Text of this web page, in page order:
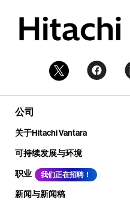
公司
关于Hitachi Vantara
可持续发展与环境
职业
我们正在招聘！
新闻与新闻稿